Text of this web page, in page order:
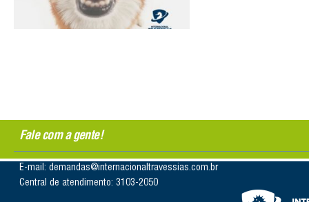
Fale com a gente!
E-mail: demandas@internacionaltravessias.com.br
Central de atendimento: 3103-2050